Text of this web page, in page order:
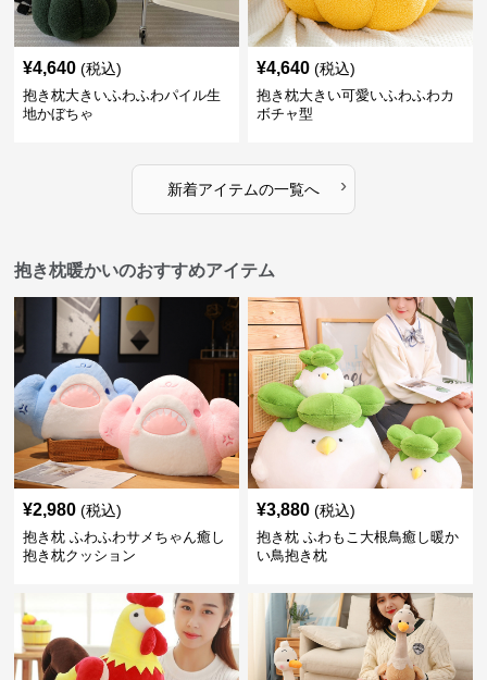
¥4,640 (税込)
抱き枕大きいふわふわパイル生
地かぼちゃ
¥4,640 (税込)
抱き枕大きい可愛いふわふわカ
ボチャ型
新着アイテムの一覧へ ›
抱き枕暖かいのおすすめアイテム
¥2,980 (税込)
抱き枕 ふわふわサメちゃん癒し
抱き枕クッション
¥3,880 (税込)
抱き枕 ふわもこ大根鳥癒し暖か
い鳥抱き枕